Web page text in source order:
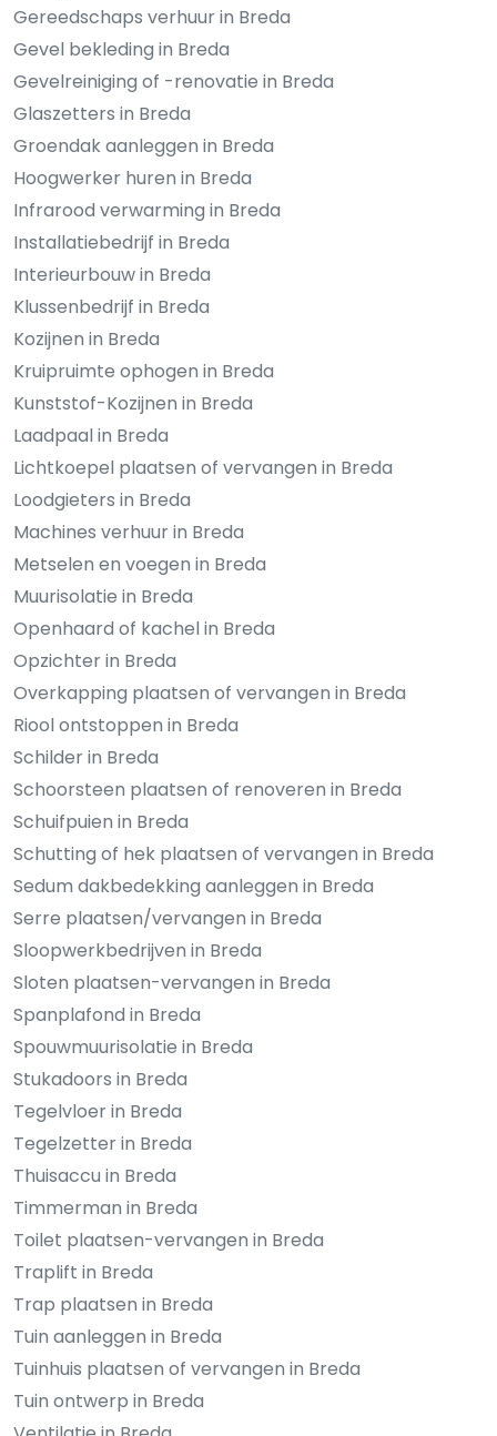
Gereedschaps verhuur in Breda
Gevel bekleding in Breda
Gevelreiniging of -renovatie in Breda
Glaszetters in Breda
Groendak aanleggen in Breda
Hoogwerker huren in Breda
Infrarood verwarming in Breda
Installatiebedrijf in Breda
Interieurbouw in Breda
Klussenbedrijf in Breda
Kozijnen in Breda
Kruipruimte ophogen in Breda
Kunststof-Kozijnen in Breda
Laadpaal in Breda
Lichtkoepel plaatsen of vervangen in Breda
Loodgieters in Breda
Machines verhuur in Breda
Metselen en voegen in Breda
Muurisolatie in Breda
Openhaard of kachel in Breda
Opzichter in Breda
Overkapping plaatsen of vervangen in Breda
Riool ontstoppen in Breda
Schilder in Breda
Schoorsteen plaatsen of renoveren in Breda
Schuifpuien in Breda
Schutting of hek plaatsen of vervangen in Breda
Sedum dakbedekking aanleggen in Breda
Serre plaatsen/vervangen in Breda
Sloopwerkbedrijven in Breda
Sloten plaatsen-vervangen in Breda
Spanplafond in Breda
Spouwmuurisolatie in Breda
Stukadoors in Breda
Tegelvloer in Breda
Tegelzetter in Breda
Thuisaccu in Breda
Timmerman in Breda
Toilet plaatsen-vervangen in Breda
Traplift in Breda
Trap plaatsen in Breda
Tuin aanleggen in Breda
Tuinhuis plaatsen of vervangen in Breda
Tuin ontwerp in Breda